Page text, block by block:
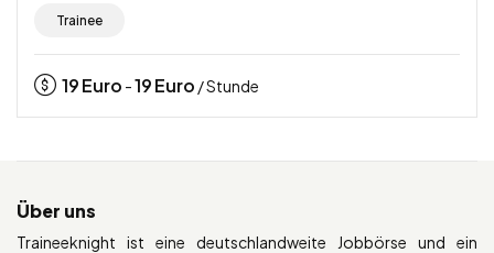
Trainee
19Euro -19Euro / Stunde
Über uns
Traineeknight ist eine deutschlandweite Jobbörse und ein